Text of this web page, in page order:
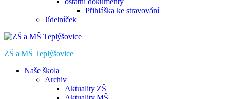
Přihláška ke stravování
Jídelníček
ZŠ a MŠ Teplýšovice
Naše škola
Archiv
Aktuality ZŠ